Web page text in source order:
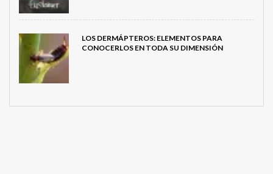
LOS DERMÁPTEROS: ELEMENTOS PARA
CONOCERLOS EN TODA SU DIMENSIÓN